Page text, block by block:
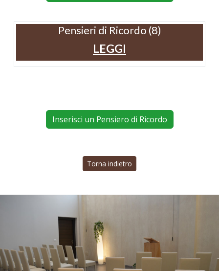
Pensieri di Ricordo (8)
LEGGI
Inserisci un Pensiero di Ricordo
Torna indietro